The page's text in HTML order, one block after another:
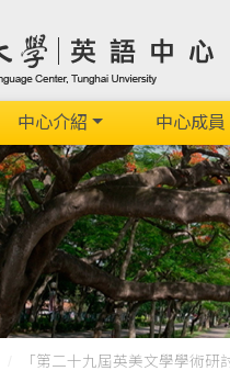
中心介紹 中心成員
「第二十九屆英美文學學術研